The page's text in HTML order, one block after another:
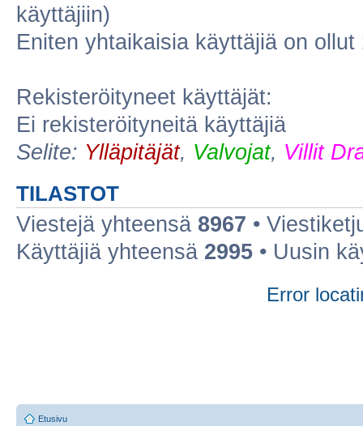
käyttäjiin)
Eniten yhtaikaisia käyttäjiä on ollut
Rekisteröityneet käyttäjät:
Ei rekisteröityneitä käyttäjiä
Selite: Ylläpitäjät, Valvojat, Villit
TILASTOT
Viestejä yhteensä 8967 •
Käyttäjiä yhteensä 2995 • Uusin
Error
Etusivu